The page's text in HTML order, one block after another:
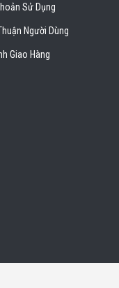
Sử Dụng
Người Dùng
Giao Hàng